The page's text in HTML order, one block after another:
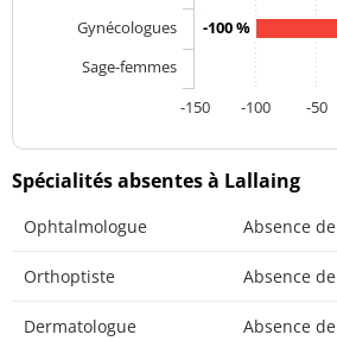
-100 %
Gynécologues
Sage-femmes
-100
-50
-150
Spécialités absentes à Lallaing
Ophtalmologue Absence
Orthoptiste Absence
Dermatologue Absence